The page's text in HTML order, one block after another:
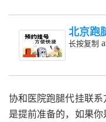
北京跑
长按复制
协和医院跑腿代挂联
是提前准备的，如果